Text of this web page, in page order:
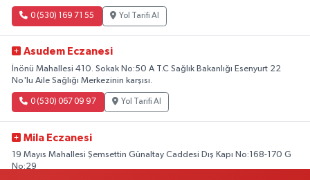
0 (530) 169 71 55 Yol Tarifi Al
Asudem Eczanesi
İnönü Mahallesi 410. Sokak No:50 A T.C Sağlık Bakanlığı Esenyurt 22
No'lu Aile Sağlığı Merkezinin karşısı.
0 (530) 067 09 97 Yol Tarifi Al
Mila Eczanesi
19 Mayıs Mahallesi Şemsettin Günaltay Caddesi Dış Kapı No:168-170 G
No:29